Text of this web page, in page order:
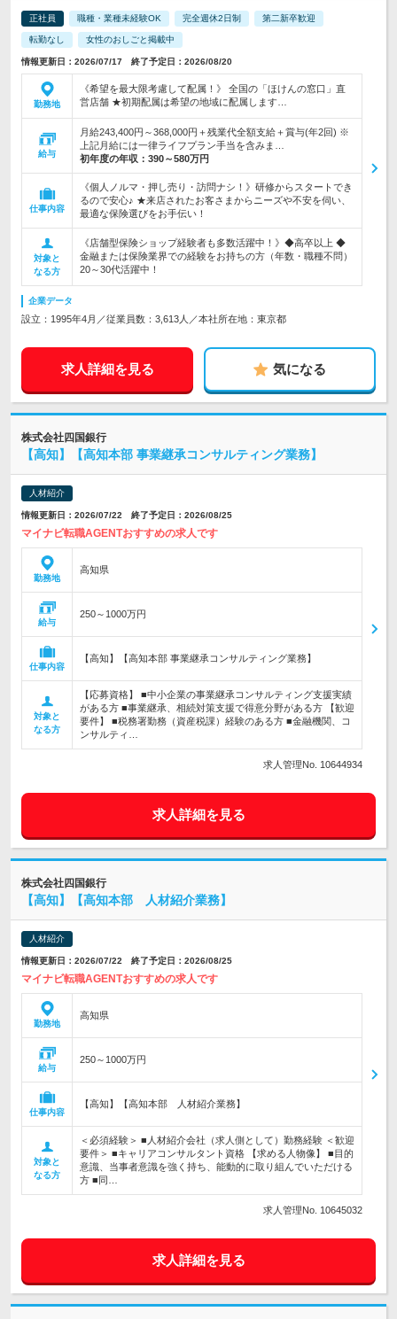
正社員 職種・業種未経験OK 完全週休2日制 第二新卒歓迎
転勤なし 女性のおしごと掲載中
情報更新日：2026/07/17 終了予定日：2026/08/20
勤務地
《希望を最大限考慮して配属！》 全国の「ほけんの窓口」直
営店舗 ★初期配属は希望の地域に配属します…
給与
月給243,400円～368,000円＋残業代全額支給＋賞与(年2回) ※
上記月給には一律ライフプラン手当を含みま…
初年度の年収： 390～580万円
仕事内容
《個人ノルマ・押し売り・訪問ナシ！》研修からスタートでき
るので安心♪ ★来店されたお客さまからニーズや不安を伺い、
最適な保険選びをお手伝い！
対象と
なる方
《店舗型保険ショップ経験者も多数活躍中！》◆高卒以上 ◆
金融または保険業界での経験をお持ちの方（年数・職種不問）
20～30代活躍中！
企業データ
設立：1995年4月／従業員数：3,613人／本社所在地：東京都
求人詳細を見る 気になる
株式会社四国銀行
【高知】【高知本部 事業継承コンサルティング業務】
人材紹介
情報更新日：2026/07/22 終了予定日：2026/08/25
マイナビ転職AGENTおすすめの求人です
勤務地
高知県
給与
250～1000万円
仕事内容
【高知】【高知本部 事業継承コンサルティング業務】
対象と
なる方
【応募資格】 ■中小企業の事業継承コンサルティング支援実績
がある方 ■事業継承、相続対策支援で得意分野がある方 【歓迎
要件】 ■税務署勤務（資産税課）経験のある方 ■金融機関、コ
ンサルティ…
求人管理No. 10644934
求人詳細を見る
株式会社四国銀行
【高知】【高知本部 人材紹介業務】
人材紹介
情報更新日：2026/07/22 終了予定日：2026/08/25
マイナビ転職AGENTおすすめの求人です
勤務地
高知県
給与
250～1000万円
仕事内容
【高知】【高知本部 人材紹介業務】
対象と
なる方
＜必須経験＞ ■人材紹介会社（求人側として）勤務経験 ＜歓迎
要件＞ ■キャリアコンサルタント資格 【求める人物像】 ■目的
意識、当事者意識を強く持ち、能動的に取り組んでいただける
方 ■同…
求人管理No. 10645032
求人詳細を見る